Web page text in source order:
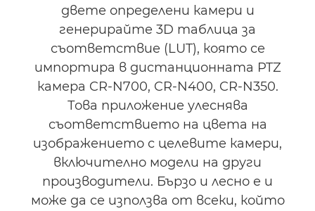
двете определени камери и
генерирайте 3D таблица за
съответствие (LUT), която се
импортира в дистанционната PTZ
камера CR-N700, CR-N400, CR-N350.
Това приложение улеснява
съответствието на цвета на
изображението с целевите камери,
включително модели на други
производители. Бързо и лесно е и
може да се използва от всеки, който